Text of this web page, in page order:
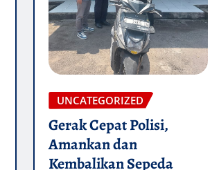
UNCATEGORIZED
Gerak Cepat Polisi,
Amankan dan
Kembalikan Sepeda